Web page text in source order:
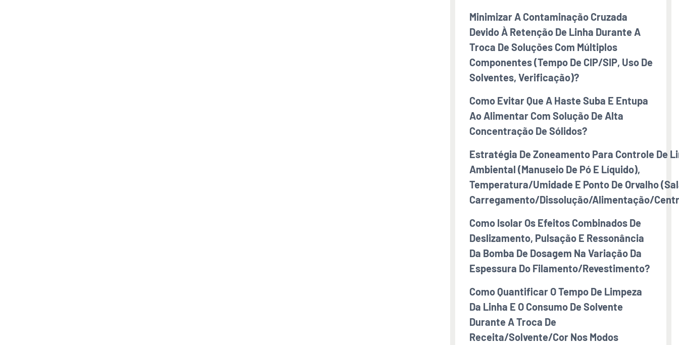
Minimizar A Contaminação Cruzada
Devido À Retenção De Linha Durante A
Troca De Soluções Com Múltiplos
Componentes (tempo De CIP/SIP, Uso De
Solventes, Verificação)?
Como Evitar Que A Haste Suba E Entupa
Ao Alimentar Com Solução De Alta
Concentração De Sólidos?
Estratégia De Zoneamento Para Controle De
Ambiental (manuseio De Pó E Líquido),
Temperatura/umidade E Ponto De Orvalho
Carregamento/dissolução/alimentação/
Como Isolar Os Efeitos Combinados De
Deslizamento, Pulsação E Ressonância
Da Bomba De Dosagem Na Variação Da
Espessura Do Filamento/revestimento?
Como Quantificar O Tempo De Limpeza
Da Linha E O Consumo De Solvente
Durante A Troca De
Receita/solvente/cor Nos Modos